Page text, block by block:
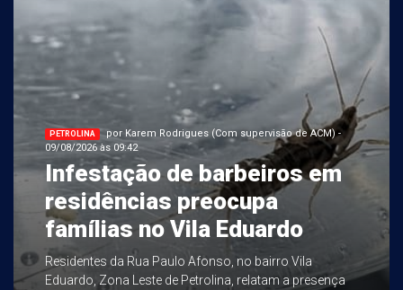
PETROLINA
por Karem Rodrigues (Com supervisão de ACM) -
09/08/2026 às 09:42
Infestação de barbeiros em
residências preocupa
famílias no Vila Eduardo
Residentes da Rua Paulo Afonso, no bairro Vila
Eduardo, Zona Leste de Petrolina, relatam a presença